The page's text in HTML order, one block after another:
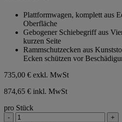
Sternen.
Plattformwagen, komplett aus
Oberfläche
Gebogener Schiebegriff aus
kurzen Seite
Rammschutzecken aus
Ecken schützen vor
735,00 € exkl. MwSt
874,65 € inkl. MwSt
pro Stück
- +